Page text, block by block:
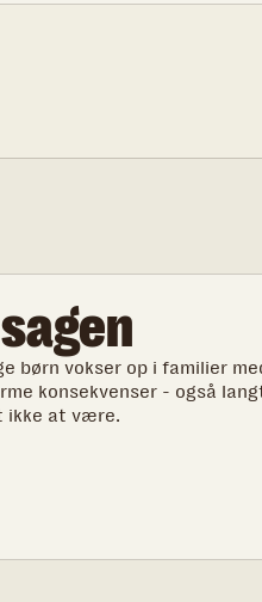
børn vokser op i familier
konsekvenser - også
ikke at være.